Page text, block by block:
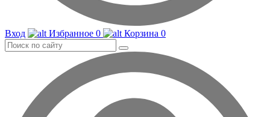
Вход Избранное 0 Корзина 0